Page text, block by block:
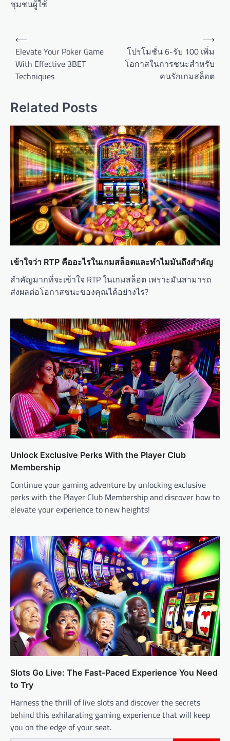
ชุมชนผู้ใช้
Post
navigation
⟵
Elevate Your Poker Game
With Effective 3BET
Techniques
โปรโมชั่น 6-รับ 100 เพิ่ม
โอกาสในการชนะสำหรับ
คนรักเกมสล็อต
⟶
Related Posts
เข้าใจว่า RTP คืออะไรในเกมสล็อตและทำไมมันถึงสำคัญ
สำคัญมากที่จะเข้าใจ RTP ในเกมสล็อต เพราะมันสามารถ
ส่งผลต่อโอกาสชนะของคุณได้อย่างไร?
Unlock Exclusive Perks With the Player Club
Membership
Continue your gaming adventure by unlocking exclusive
perks with the Player Club Membership and discover how to
elevate your experience to new heights!
Slots Go Live: The Fast-Paced Experience You Need
to Try
Harness the thrill of live slots and discover the secrets
behind this exhilarating gaming experience that will keep
you on the edge of your seat.